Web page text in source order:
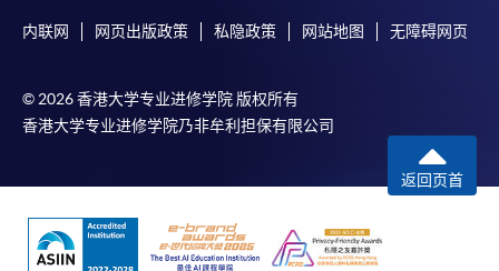
内联网 网页出版政策 私隐政策 网站地图 无障碍网页
© 2026 香港大学专业进修学院 版权所有
香港大学专业进修学院乃非牟利担保有限公司
返回页首